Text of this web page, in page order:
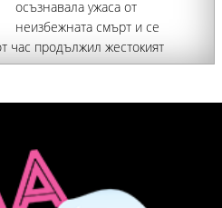
осъзнавала ужаса от
неизбежната смърт и се
час продължил жестокият
гаври, над 37-годишния